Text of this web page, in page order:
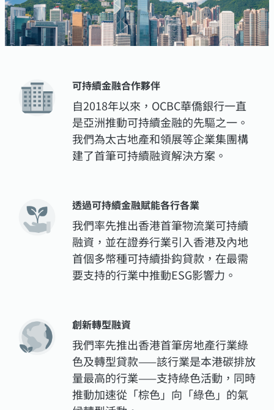
可持續金融合作夥伴
自2018年以來，OCBC華僑銀行一直
是亞洲推動可持續金融的先驅之一。
我們為太古地產和領展等企業集團構
建了首筆可持續融資解決方案。
透過可持續金融賦能各行各業
我們率先推出香港首筆物流業可持續
融資，並在證券行業引入香港及內地
首個多幣種可持續掛鈎貸款，在最需
要支持的行業中推動ESG影響力。
創新轉型融資
我們率先推出香港首筆房地產行業綠
色及轉型貸款——該行業是本港碳排放
量最高的行業——支持綠色活動，同時
推動加速從「棕色」向「綠色」的氣